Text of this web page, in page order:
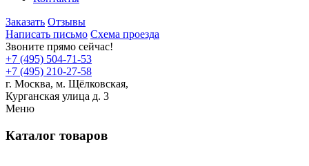
Заказать Отзывы
Написать письмо Схема проезда
Звоните прямо сейчас!
+7 (495) 504-71-53
+7 (495) 210-27-58
г. Москва, м. Щёлковская,
Курганская улица д. 3
Меню
Каталог товаров